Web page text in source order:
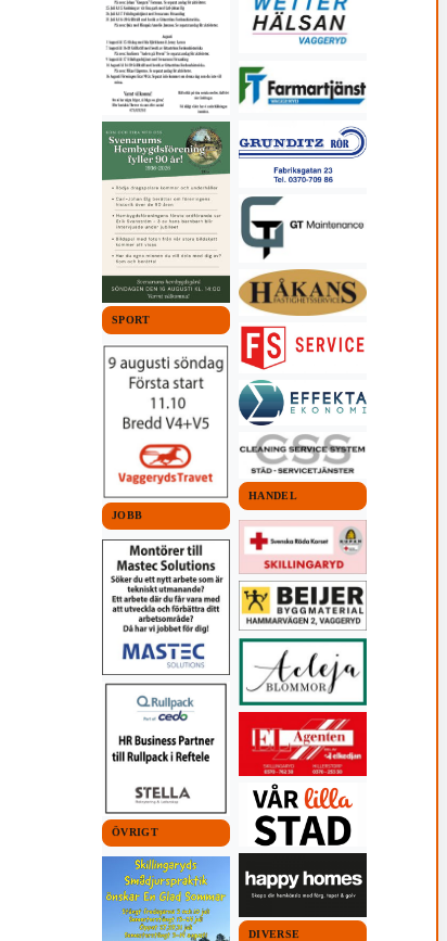
SPORT
JOBB
ÖVRIGT
HANDEL
DIVERSE